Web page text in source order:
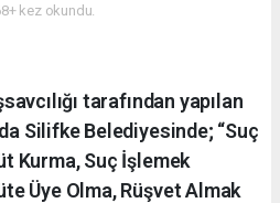
kez okundu.
tarafından yapılan
Silifke Belediyesinde; “Suç
Kurma, Suç İşlemek
Üye Olma, Rüşvet Almak